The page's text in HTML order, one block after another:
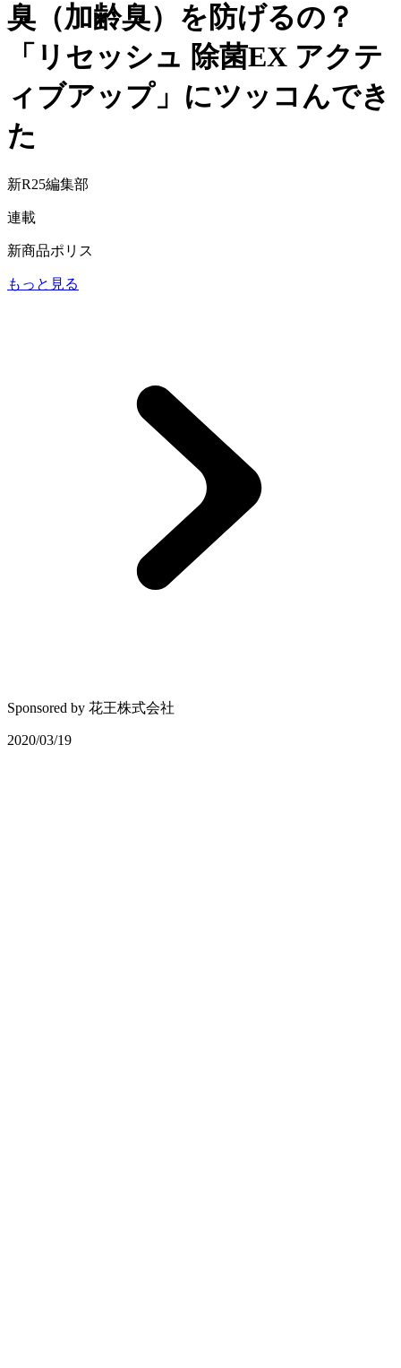
臭（加齢臭）を防げるの？
「リセッシュ 除菌EX アクテ
ィブアップ」にツッコんでき
た
新R25編集部
連載
新商品ポリス
もっと見る
Sponsored by 花王株式会社
2020/03/19